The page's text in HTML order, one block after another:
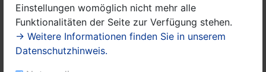
Einstellungen womöglich nicht mehr alle
Funktionalitäten der Seite zur Verfügung stehen.
→ Weitere Informationen finden Sie in unserem
Datenschutzhinweis.
verfolgt das Ziel, junge Menschen beim Übergang von
der Schule in den Beruf gezielt zu unterstützen. Durch
praxisnahe Projekte, individuelle Beratung und die
Vernetzung von Schulen, Betrieben und weiteren